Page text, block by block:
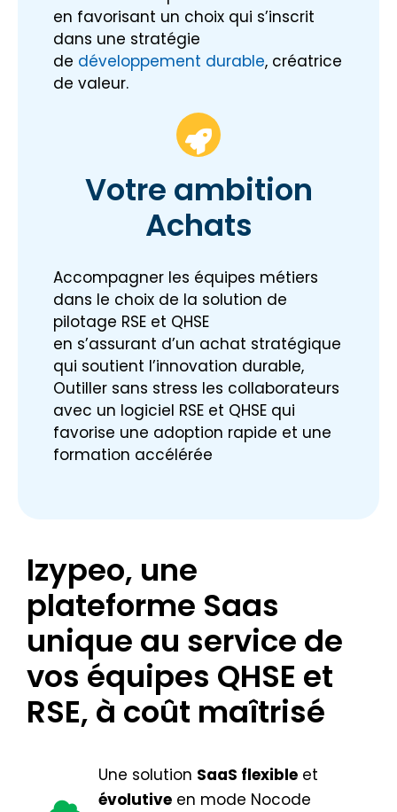
en favorisant un choix qui s’inscrit
dans une stratégie
de développement durable, créatrice
de valeur.
Votre ambition
Achats
Accompagner les équipes métiers
dans le choix de la solution de
pilotage RSE et QHSE
en s’assurant d’un achat stratégique
qui soutient l’innovation durable,
Outiller sans stress les collaborateurs
avec un logiciel RSE et QHSE qui
favorise une adoption rapide et une
formation accélérée
Izypeo, une
plateforme Saas
unique au service de
vos équipes QHSE et
RSE, à coût maîtrisé
Une solution SaaS flexibleet
évolutiveen mode Nocode